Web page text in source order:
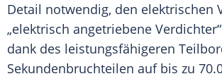
Detail notwendig, den elektrischen
„elektrisch angetriebene
dank des leistungsfähigeren
Sekundenbruchteilen auf bis zu